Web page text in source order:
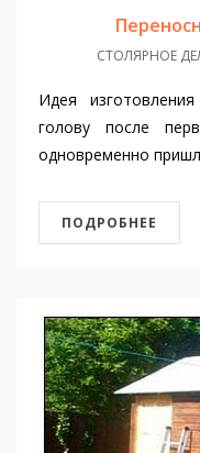
СТОЛЯРНОЕ
Идея
голову после
одновременно
ПОДРОБНЕЕ